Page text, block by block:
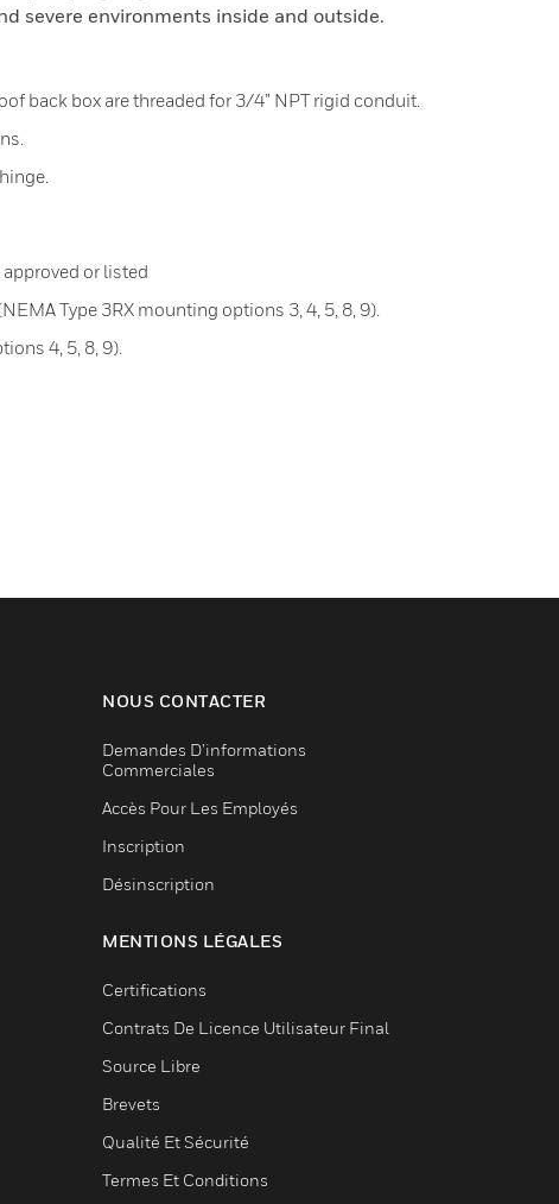
severe environments inside and outside.
back box are threaded for 3/4” NPT rigid conduit.
or listed
Type 3RX mounting options 3, 4, 5, 8, 9).
4, 5, 8, 9).
NOUS CONTACTER
Demandes D’informations
Commerciales
Accès Pour Les Employés
Inscription
Désinscription
MENTIONS LÉGALES
Certifications
Contrats De Licence Utilisateur Final
Source Libre
Brevets
Qualité Et Sécurité
Termes Et Conditions